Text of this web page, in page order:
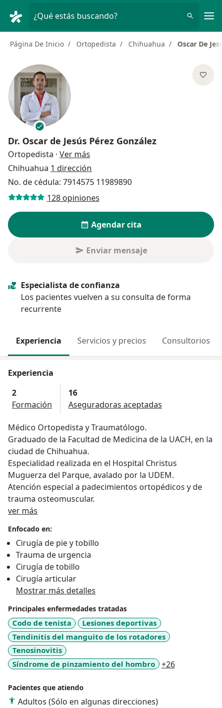
¿Qué estás buscando?
Página De Inicio Ortopedista Chihuahua Oscar De
Dr. Oscar de Jesús Pérez González
Ortopedista · Ver más
Chihuahua 1 dirección
No. de cédula: 7914575 11989890
128 opiniones
Agendar cita
Enviar mensaje
Especialista de confianza
Los pacientes vuelven a su consulta de forma
recurrente
Experiencia Servicios y precios Consultorios
Experiencia
2
Formación
16
Aseguradoras aceptadas
Médico Ortopedista y Traumatólogo.
Graduado de la Facultad de Medicina de la UACH, en la
ciudad de Chihuahua.
Especialidad realizada en el Hospital Christus
Muguerza del Parque, avalado por la UDEM.
Atención especial a padecimientos ortopédicos y de
trauma osteomuscular.
ver más
Enfocado en:
Cirugía de pie y tobillo
Trauma de urgencia
Cirugía de tobillo
Cirugía articular
Mostrar más detalles
Principales enfermedades tratadas
Codo de tenista
Lesiones deportivas
Tendinitis del manguito de los rotadores
Tenosinovitis
Síndrome de pinzamiento del hombro
+26
Pacientes que atiendo
Adultos (Sólo en algunas direcciones)